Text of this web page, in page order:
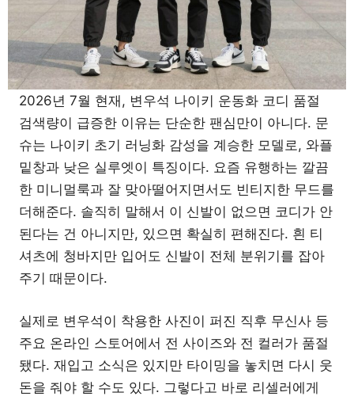
2026년 7월 현재, 변우석 나이키 운동화 코디 품절
검색량이 급증한 이유는 단순한 팬심만이 아니다. 문
슈는 나이키 초기 러닝화 감성을 계승한 모델로, 와플
밑창과 낮은 실루엣이 특징이다. 요즘 유행하는 깔끔
한 미니멀룩과 잘 맞아떨어지면서도 빈티지한 무드를
더해준다. 솔직히 말해서 이 신발이 없으면 코디가 안
된다는 건 아니지만, 있으면 확실히 편해진다. 흰 티
셔츠에 청바지만 입어도 신발이 전체 분위기를 잡아
주기 때문이다.
실제로 변우석이 착용한 사진이 퍼진 직후 무신사 등
주요 온라인 스토어에서 전 사이즈와 전 컬러가 품절
됐다. 재입고 소식은 있지만 타이밍을 놓치면 다시 웃
돈을 줘야 할 수도 있다. 그렇다고 바로 리셀러에게